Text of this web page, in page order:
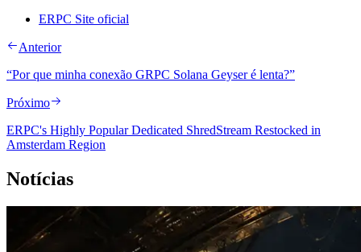
ERPC Site oficial
Anterior
“Por que minha conexão GRPC Solana Geyser é lenta?”
Próximo
ERPC's Highly Popular Dedicated ShredStream Restocked in
Amsterdam Region
Notícias